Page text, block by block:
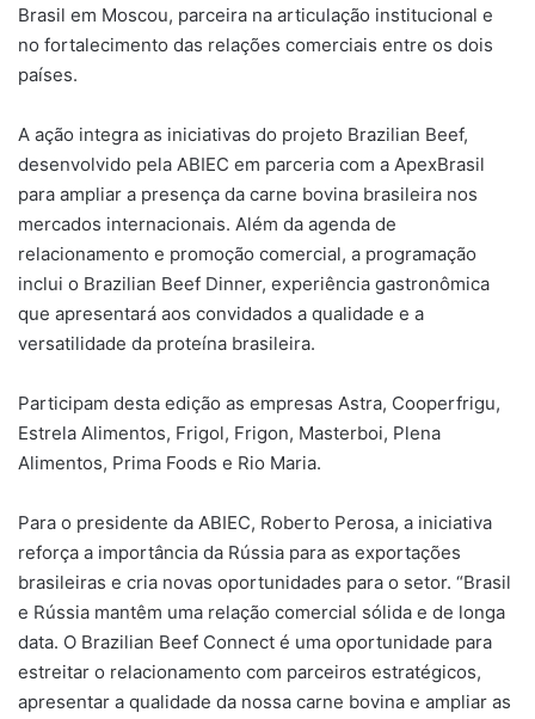
Brasil em Moscou, parceira na articulação institucional e
no fortalecimento das relações comerciais entre os dois
países.
A ação integra as iniciativas do projeto Brazilian Beef,
desenvolvido pela ABIEC em parceria com a ApexBrasil
para ampliar a presença da carne bovina brasileira nos
mercados internacionais. Além da agenda de
relacionamento e promoção comercial, a programação
inclui o Brazilian Beef Dinner, experiência gastronômica
que apresentará aos convidados a qualidade e a
versatilidade da proteína brasileira.
Participam desta edição as empresas Astra, Cooperfrigu,
Estrela Alimentos, Frigol, Frigon, Masterboi, Plena
Alimentos, Prima Foods e Rio Maria.
Para o presidente da ABIEC, Roberto Perosa, a iniciativa
reforça a importância da Rússia para as exportações
brasileiras e cria novas oportunidades para o setor. “Brasil
e Rússia mantêm uma relação comercial sólida e de longa
data. O Brazilian Beef Connect é uma oportunidade para
estreitar o relacionamento com parceiros estratégicos,
apresentar a qualidade da nossa carne bovina e ampliar as